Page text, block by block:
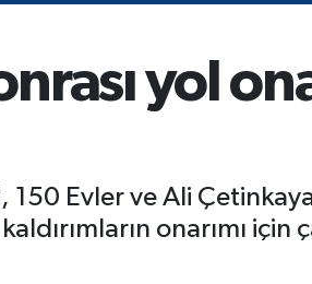
yol
150 Evler ve Ali
onarımı için